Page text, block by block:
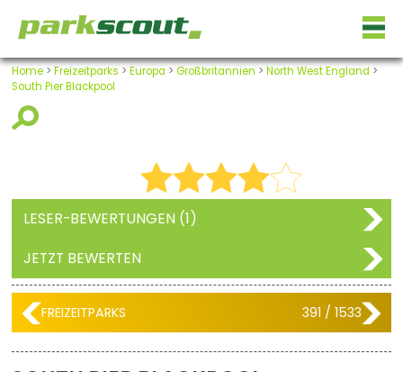
Home> Freizeitparks > Europa > Großbritannien > North West England >
South Pier Blackpool
LESER-BEWERTUNGEN (1)
JETZT BEWERTEN
FREIZEITPARKS 391 / 1533